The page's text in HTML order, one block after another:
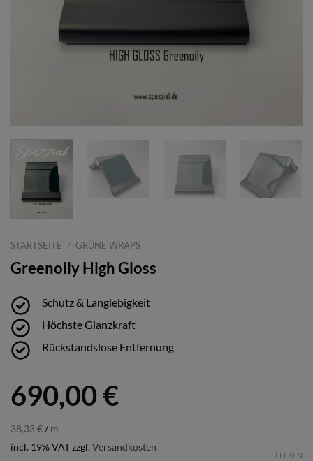
STARTSEITE / GRÜNE WRAPS
Greenoily High Gloss
Schutz & Langlebigkeit
Höchste Glanzkraft
Rückstandslose Entfernung
690,00€
38,33€/ m
incl. 19% VATzzgl. Versandkosten
LEEREN